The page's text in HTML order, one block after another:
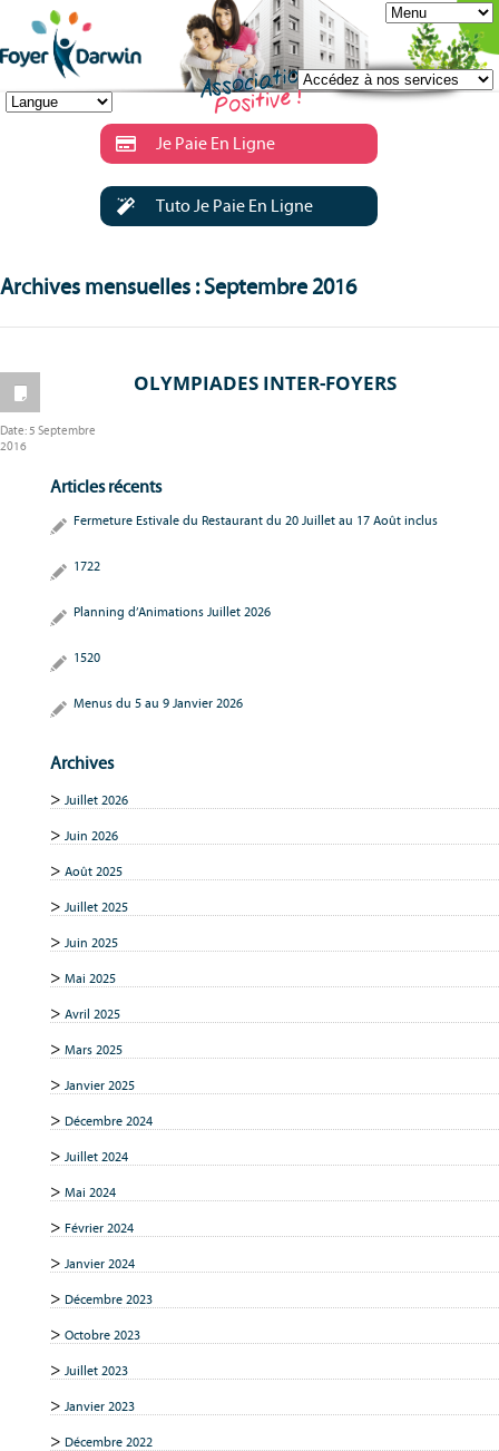
Je Paie En Ligne
Tuto Je Paie En Ligne
Archives mensuelles : Septembre 2016
Date:5 Septembre
2016
OLYMPIADES INTER-FOYERS
Articles récents
Fermeture Estivale du Restaurant du 20 Juillet au 17 Août inclus
1722
Planning d’Animations Juillet 2026
1520
Menus du 5 au 9 Janvier 2026
Archives
Juillet 2026
Juin 2026
Août 2025
Juillet 2025
Juin 2025
Mai 2025
Avril 2025
Mars 2025
Janvier 2025
Décembre 2024
Juillet 2024
Mai 2024
Février 2024
Janvier 2024
Décembre 2023
Octobre 2023
Juillet 2023
Janvier 2023
Décembre 2022